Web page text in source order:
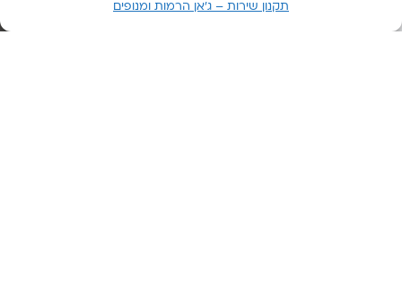
תקנון שירות – ג’אן הרמות ומנופים